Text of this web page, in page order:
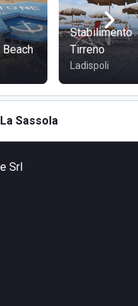
Stabilimento
Tirreno
Ladispoli
La Sassola
Srl